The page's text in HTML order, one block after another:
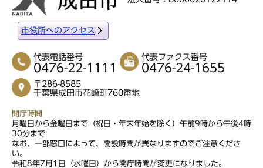
市役所へのアクセス
代表電話番号
0476-22-1111
代表ファクス番号
0476-24-1655
〒286-8585
千葉県成田市花崎町760番地
開庁時間
月曜日から金曜日まで（祝日・年末年始を除く）午前9時から午後4時
30分まで
なお、一部窓口によって、開設時間が異なりますのでご注意くださ
い。
令和8年7月1日（水曜日）から開庁時間が変更になりました。